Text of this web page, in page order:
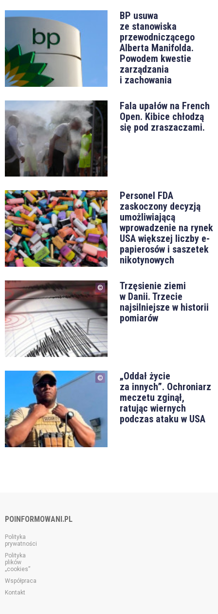
BP usuwa
ze stanowiska
przewodniczącego
Alberta Manifolda.
Powodem kwestie
zarządzania
i zachowania
Fala upałów na French
Open. Kibice chłodzą
się pod zraszaczami.
Personel FDA
zaskoczony decyzją
umożliwiającą
wprowadzenie na rynek
USA większej liczby e-
papierosów i saszetek
nikotynowych
Trzęsienie ziemi
w Danii. Trzecie
najsilniejsze w historii
pomiarów
„Oddał życie
za innych”. Ochroniarz
meczetu zginął,
ratując wiernych
podczas ataku w USA
POINFORMOWANI.PL
Polityka
prywatności
Polityka
plików
„cookies”
Współpraca
Kontakt